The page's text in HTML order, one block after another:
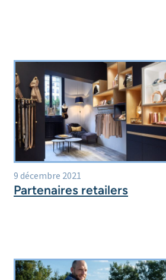
9 décembre 2021
Partenaires retailers